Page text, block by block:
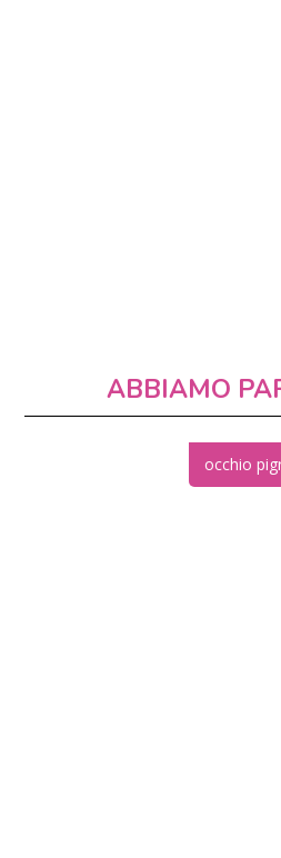
ABBIAMO
occhio